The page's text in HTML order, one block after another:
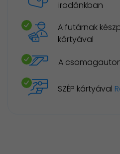
irodánkban
A futárnak
kártyával
A
SZÉP kártyával